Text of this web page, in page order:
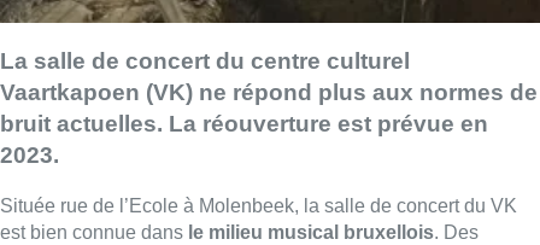
La salle de concert du centre culturel
Vaartkapoen (VK) ne répond plus aux normes de
bruit actuelles. La réouverture est prévue en
2023.
Située rue de l’Ecole à Molenbeek, la salle de concert du VK
est bien connue dans le milieu musical bruxellois. Des